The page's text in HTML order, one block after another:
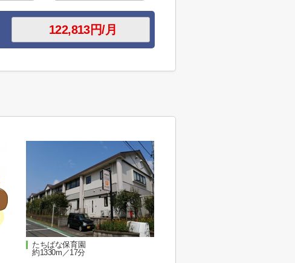
たちばな保育園
約1330m／17分